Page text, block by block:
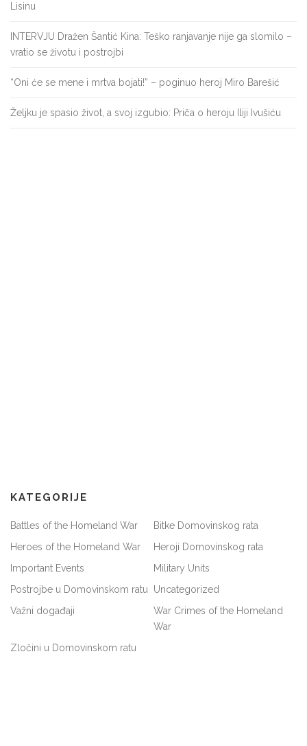
Lisinu
INTERVJU Dražen Šantić Kina: Teško ranjavanje nije ga slomilo –
vratio se životu i postrojbi
“Oni će se mene i mrtva bojati!” – poginuo heroj Miro Barešić
Željku je spasio život, a svoj izgubio: Priča o heroju Iliji Ivušiću
KATEGORIJE
Battles of the Homeland War
Bitke Domovinskog rata
Heroes of the Homeland War
Heroji Domovinskog rata
Important Events
Military Units
Postrojbe u Domovinskom ratu
Uncategorized
Važni događaji
War Crimes of the Homeland
War
Zločini u Domovinskom ratu